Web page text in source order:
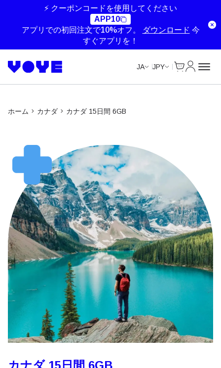
⚡ クーポンコードを使用してください
APP10
アプリでの初回注文で10%オフ。
ダウンロード 今
すぐアプリを！
JA JPY
ホーム カナダ カナダ 15日間 6GB
カナダ 15日間 6GB
Unlimited Data
Unlimited Data
Unlimited Data